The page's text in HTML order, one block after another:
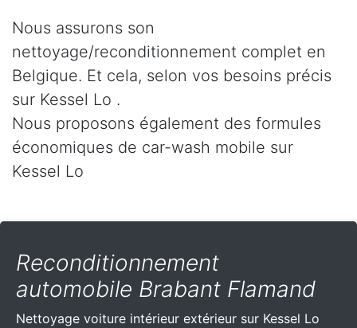
Nous assurons son
nettoyage/reconditionnement complet en
Belgique. Et cela, selon vos besoins précis
sur Kessel Lo .
Nous proposons également des formules
économiques de car-wash mobile sur
Kessel Lo
Reconditionnement
automobile Brabant Flamand
Nettoyage voiture intérieur extérieur sur Kessel Lo